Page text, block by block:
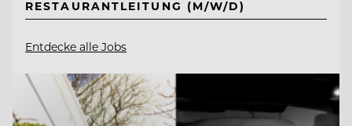
RESTAURANTLEITUNG (M/W/D)
Entdecke alle Jobs